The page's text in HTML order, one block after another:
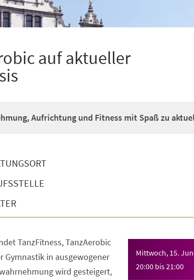
auf aktueller
Aufrichtung und Fitness mit Spaß zu
Mittwoch, 15.
20:00 bis21:00
TanzFitness, TanzAerobic
Gymnastik in ausgewogener
wird gesteigert,